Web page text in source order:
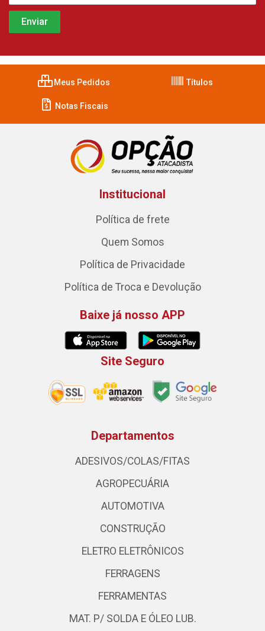
Meus Pedidos Títulos
Notas Fiscais
Institucional
Política de frete
Quem Somos
Política de Privacidade
Política de Troca e Devolução
Baixe já nosso APP
Site Seguro
Departamentos
ADESIVOS/COLAS/FITAS
AGROPECUÁRIA
AUTOMOTIVA
CONSTRUÇÃO
ELETRO ELETRÔNICOS
FERRAGENS
FERRAMENTAS
MAT. P/ SOLDA E ÓLEO LUB.